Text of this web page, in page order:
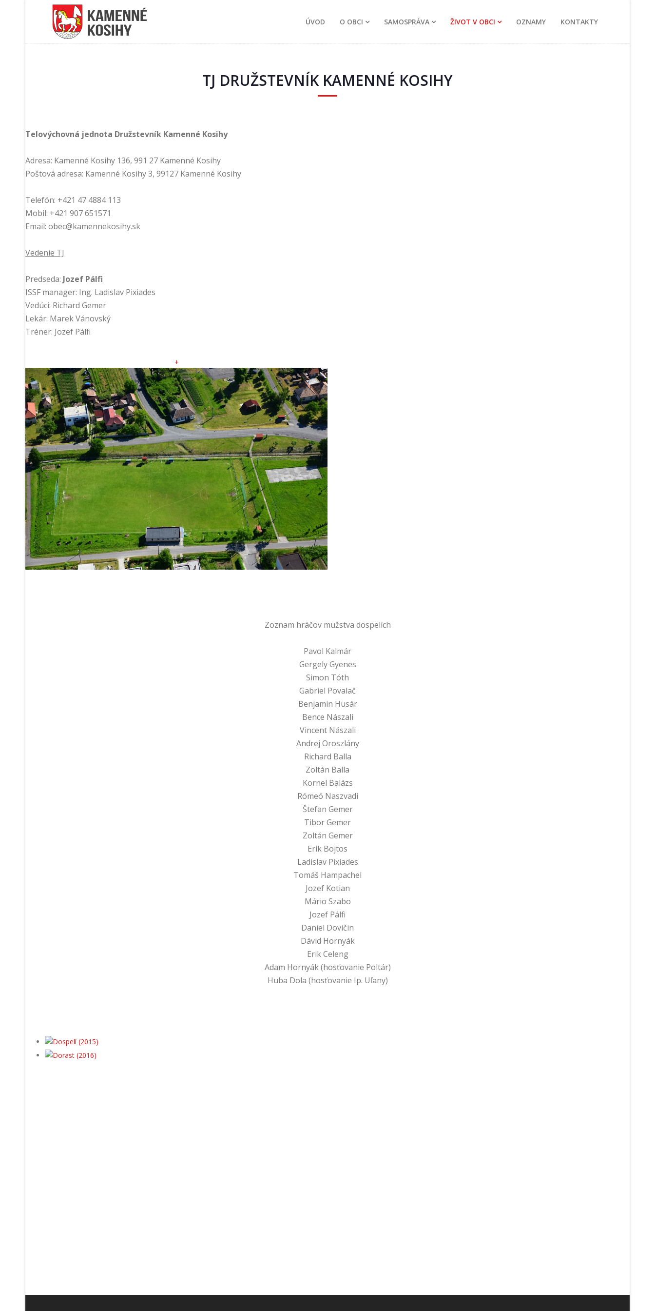
ÚVOD O OBCI SAMOSPRÁVA ŽIVOT V OBCI OZNAMY KONTAKTY
TJ DRUŽSTEVNÍK KAMENNÉ KOSIHY
Telovýchovná jednota Družstevník Kamenné Kosihy
Adresa: Kamenné Kosihy 136, 991 27 Kamenné Kosihy
Poštová adresa: Kamenné Kosihy 3, 99127 Kamenné Kosihy
Telefón: +421 47 4884 113
Mobil: +421 907 651571
Email: obec@kamennekosihy.sk
Vedenie TJ
Predseda: Jozef Pálfi
ISSF manager: Ing. Ladislav Pixiades
Vedúci: Richard Gemer
Lekár: Marek Vánovský
Tréner: Jozef Pálfi
+
Zoznam hráčov mužstva dospelích
Pavol Kalmár
Gergely Gyenes
Simon Tóth
Gabriel Povalač
Benjamin Husár
Bence Nászali
Vincent Nászali
Andrej Oroszlány
Richard Balla
Zoltán Balla
Kornel Balázs
Rómeó Naszvadi
Štefan Gemer
Tibor Gemer
Zoltán Gemer
Erik Bojtos
Ladislav Pixiades
Tomáš Hampachel
Jozef Kotian
Mário Szabo
Jozef Pálfi
Daniel Dovičin
Dávid Hornyák
Erik Celeng
Adam Hornyák (hosťovanie Poltár)
Huba Dola (hosťovanie Ip. Uľany)